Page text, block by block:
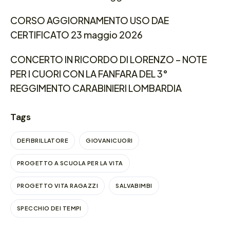
CORSO AGGIORNAMENTO USO DAE
CERTIFICATO 23 maggio 2026
CONCERTO IN RICORDO DI LORENZO – NOTE
PER I CUORI CON LA FANFARA DEL 3°
REGGIMENTO CARABINIERI LOMBARDIA
Tags
DEFIBRILLATORE GIOVANICUORI
PROGETTO A SCUOLA PER LA VITA
PROGETTO VITA RAGAZZI SALVABIMBI
SPECCHIO DEI TEMPI